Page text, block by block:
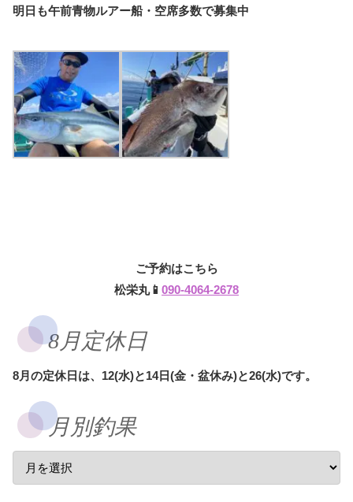
明日も午前青物ルアー船・空席多数で募集中
ご予約はこちら
松栄丸📱 090-4064-2678
8月定休日
8月の定休日は、12(水)と14日(金・盆休み)と26(水)です。
月別釣果